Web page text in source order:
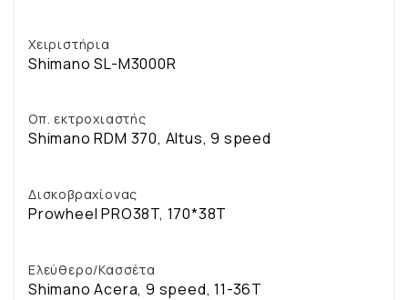
Χειριστήρια
Shimano SL-M3000R
Οπ. εκτροχιαστής
Shimano RDM 370, Altus, 9 speed
Δισκοβραχίονας
Prowheel PRO38T, 170*38T
Ελεύθερο/Κασσέτα
Shimano Acera, 9 speed, 11-36T